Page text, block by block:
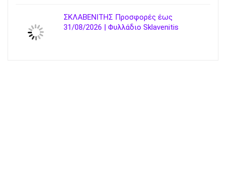
ΣΚΛΑΒΕΝΙΤΗΣ Προσφορές έως
31/08/2026 | Φυλλάδιο Sklavenitis